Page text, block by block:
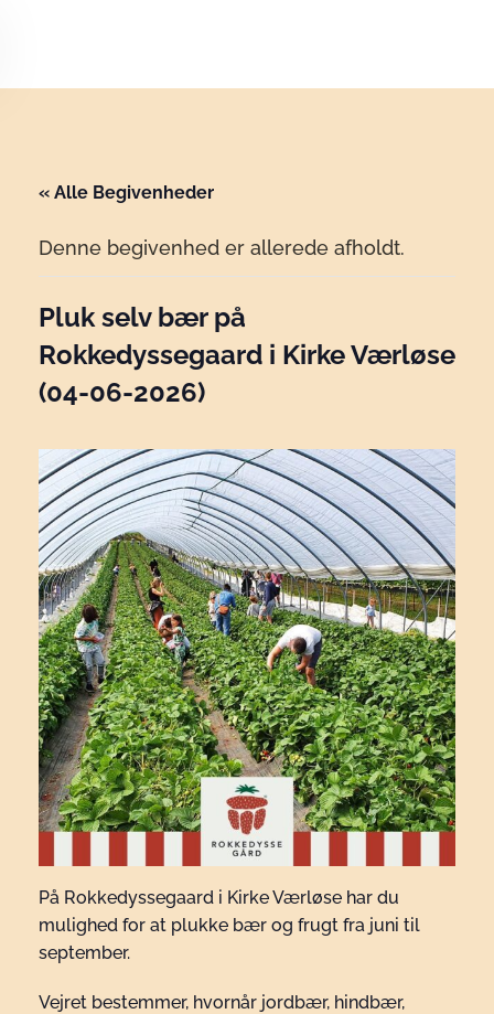
« Alle Begivenheder
Denne begivenhed er allerede afholdt.
Pluk selv bær på
Rokkedyssegaard i Kirke Værløse
(04-06-2026)
På Rokkedyssegaard i Kirke Værløse har du
mulighed for at plukke bær og frugt fra juni til
september.
Vejret bestemmer, hvornår jordbær, hindbær,